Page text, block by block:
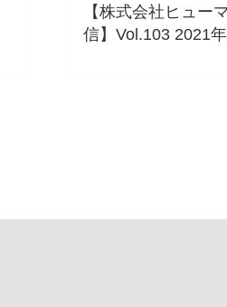
【株式会社ヒュー
信】Vol.103 2021